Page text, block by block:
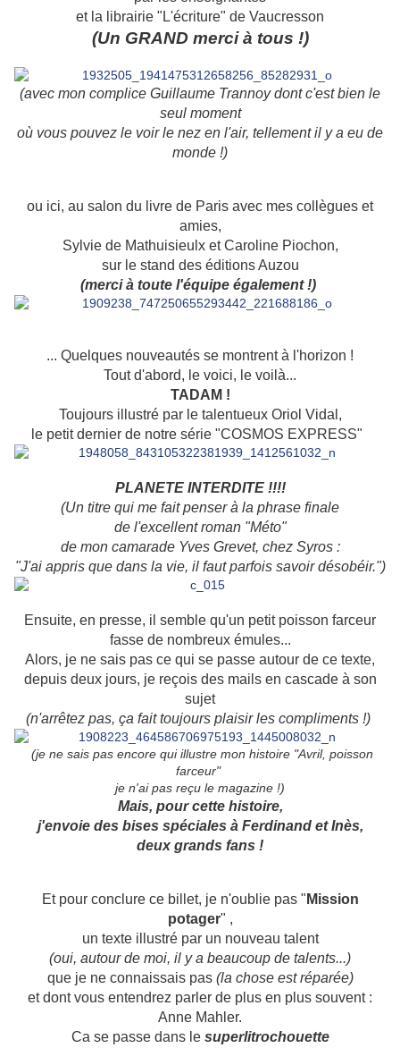
et la librairie "L'écriture" de Vaucresson
(Un GRAND merci à tous !)
(avec mon complice Guillaume Trannoy dont c'est bien le
seul moment
où vous pouvez le voir le nez en l'air, tellement il y a eu de
monde !)
ou ici, au salon du livre de Paris avec mes collègues et
amies,
Sylvie de Mathuisieulx et Caroline Piochon,
sur le stand des éditions Auzou
(merci à toute l'équipe également !)
... Quelques nouveautés se montrent à l'horizon !
Tout d'abord, le voici, le voilà...
TADAM !
Toujours illustré par le talentueux Oriol Vidal,
le petit dernier de notre série "COSMOS EXPRESS"
PLANETE INTERDITE !!!!
(Un titre qui me fait penser à la phrase finale
de l'excellent roman "Méto"
de mon camarade Yves Grevet, chez Syros :
"J'ai appris que dans la vie, il faut parfois savoir désobéir.")
Ensuite, en presse, il semble qu'un petit poisson farceur
fasse de nombreux émules...
Alors, je ne sais pas ce qui se passe autour de ce texte,
depuis deux jours, je reçois des mails en cascade à son
sujet
(n'arrêtez pas, ça fait toujours plaisir les compliments !)
(je ne sais pas encore qui illustre mon histoire "Avril, poisson
farceur"
je n'ai pas reçu le magazine !)
Mais, pour cette histoire,
j'envoie des bises spéciales à Ferdinand et Inès,
deux grands fans !
Et pour conclure ce billet, je n'oublie pas " Mission
potager" ,
un texte illustré par un nouveau talent
(oui, autour de moi, il y a beaucoup de talents...)
que je ne connaissais pas (la chose est réparée)
et dont vous entendrez parler de plus en plus souvent :
Anne Mahler.
Ca se passe dans le superlitrochouette